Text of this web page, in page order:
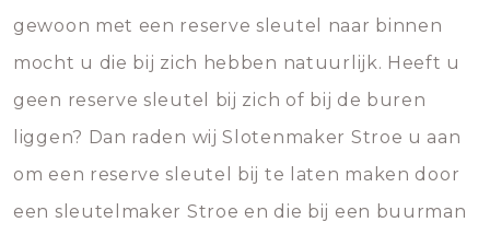
gewoon met een reserve sleutel naar binnen
mocht u die bij zich hebben natuurlijk. Heeft u
geen reserve sleutel bij zich of bij de buren
liggen? Dan raden wij Slotenmaker Stroe u aan
om een reserve sleutel bij te laten maken door
een sleutelmaker Stroe en die bij een buurman